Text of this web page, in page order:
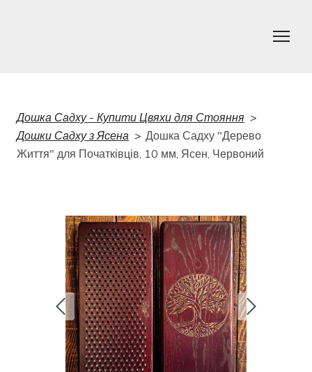
Дошка Садху - Купити Цвяхи для Стояння
Дошки Садху з Ясена
Дошка Садху "Дерево
Життя" для Початківців, 10 мм, Ясен, Червоний